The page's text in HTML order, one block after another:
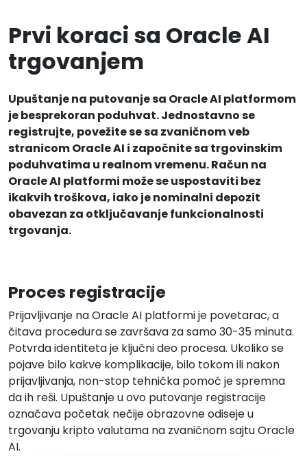
Prvi koraci sa Oracle AI
trgovanjem
Upuštanje na putovanje sa Oracle AI platformom
je besprekoran poduhvat. Jednostavno se
registrujte, povežite se sa zvaničnom veb
stranicom Oracle AI i započnite sa trgovinskim
poduhvatima u realnom vremenu. Račun na
Oracle AI platformi može se uspostaviti bez
ikakvih troškova, iako je nominalni depozit
obavezan za otključavanje funkcionalnosti
trgovanja.
Proces registracije
Prijavljivanje na Oracle AI platformi je povetarac, a
čitava procedura se završava za samo 30-35 minuta.
Potvrda identiteta je ključni deo procesa. Ukoliko se
pojave bilo kakve komplikacije, bilo tokom ili nakon
prijavljivanja, non-stop tehnička pomoć je spremna
da ih reši. Upuštanje u ovo putovanje registracije
označava početak nečije obrazovne odiseje u
trgovanju kripto valutama na zvaničnom sajtu Oracle
AI.